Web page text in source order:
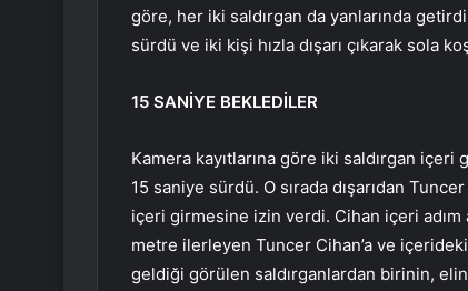
göre, her iki saldırgan da yanlarında
sürdü ve iki kişi hızla dışarı çıkarak sola
15 SANİYE BEKLEDİLER
Kamera kayıtlarına göre iki saldırgan
15 saniye sürdü. O sırada dışarıdan
içeri girmesine izin verdi. Cihan içeri adım
metre ilerleyen Tuncer Cihan’a ve
geldiği görülen saldırganlardan birinin,